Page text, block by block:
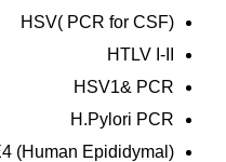
HSV( PCR for CSF)
HTLV I-II
HSV1& PCR
H.Pylori PCR
(Human Epididymal)